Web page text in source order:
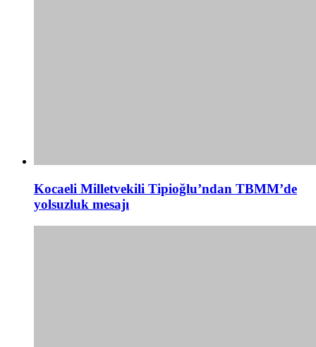
Kocaeli Milletvekili Tipioğlu’ndan TBMM’de
yolsuzluk mesajı